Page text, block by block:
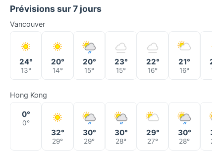
Prévisions sur 7 jours
Vancouver
24°
13°
20°
14°
20°
15°
23°
15°
22°
16°
21°
16° 15°
Hong Kong
0°
0°
32°
29°
30°
29°
30°
28°
29°
27°
30°
28°
31°
28°